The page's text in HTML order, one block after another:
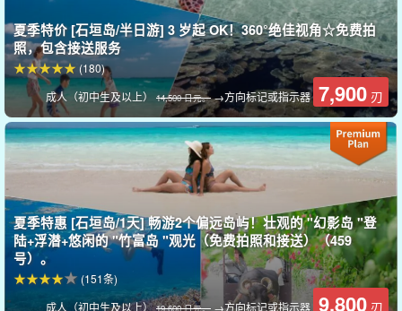
浮潜疗伤
石成泻湖地区拥有日本最大的珊瑚群，其透明度、珊瑚质量和鱼类
数量等都充满魅力。您可以悠闲地欣赏美丽的海底世界！
经验丰富的船长将带您前往当天的最佳地点。
夏季特价 [石垣岛/半日游] 3 岁起 OK！360°绝佳视角☆免费拍
照，包含接送服务
成人（初中生及以上）14,500 日元。→方向标记或指示器 7,900 刃
(180)
夏季特惠 [石垣岛/1天] 畅游2个偏远岛屿！壮观的 "幻影岛 "登
陆+浮潜+悠闲的 "竹富岛 "观光（免费拍照和接送）（459
号）。
成人（初中生及以上）19 600 日元。 →方向标记或指示器 9,800 刃
(151条)